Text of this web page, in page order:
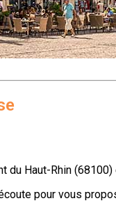
du Haut-Rhin
pour vous